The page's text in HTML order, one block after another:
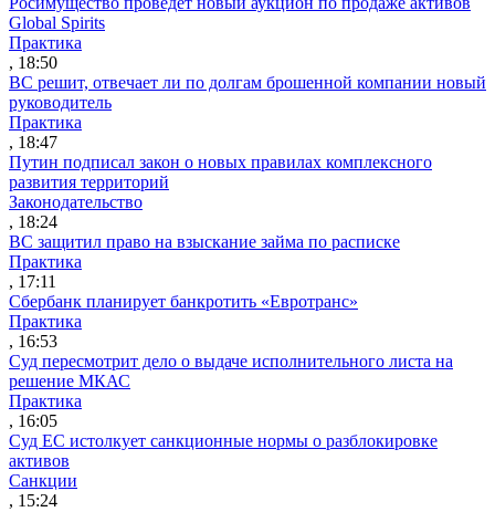
Global Spirits
Практика
, 18:50
ВС решит, отвечает ли по долгам брошенной компании новый
руководитель
Практика
, 18:47
Путин подписал закон о новых правилах комплексного
развития территорий
Законодательство
, 18:24
ВС защитил право на взыскание займа по расписке
Практика
, 17:11
Сбербанк планирует банкротить «Евротранс»
Практика
, 16:53
Суд пересмотрит дело о выдаче исполнительного листа на
решение МКАС
Практика
, 16:05
Суд ЕС истолкует санкционные нормы о разблокировке
активов
Санкции
, 15:24